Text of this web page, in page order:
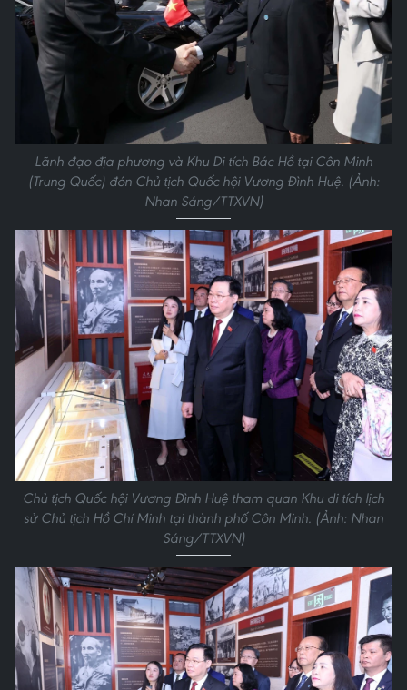
Lãnh đạo địa phương và Khu Di tích Bác Hồ tại Côn Minh
(Trung Quốc) đón Chủ tịch Quốc hội Vương Đình Huệ. (Ảnh:
Nhan Sáng/TTXVN)
Chủ tịch Quốc hội Vương Đình Huệ tham quan Khu di tích lịch
sử Chủ tịch Hồ Chí Minh tại thành phố Côn Minh. (Ảnh: Nhan
Sáng/TTXVN)